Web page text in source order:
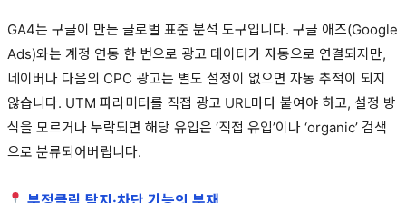
GA4는 구글이 만든 글로벌 표준 분석 도구입니다. 구글 애즈(Google
Ads)와는 계정 연동 한 번으로 광고 데이터가 자동으로 연결되지만,
네이버나 다음의 CPC 광고는 별도 설정이 없으면 자동 추적이 되지
않습니다. UTM 파라미터를 직접 광고 URL마다 붙여야 하고, 설정 방
식을 모르거나 누락되면 해당 유입은 ‘직접 유입’이나 ‘organic’ 검색
으로 분류되어버립니다.